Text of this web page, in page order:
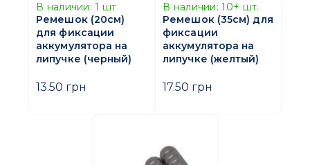
В наличии: 1 шт.
Ремешок (20см)
для фиксации
аккумулятора на
липучке (черный)
13.50 грн
В наличии: 10+ шт.
Ремешок (35см) для
фиксации
аккумулятора на
липучке (желтый)
17.50 грн